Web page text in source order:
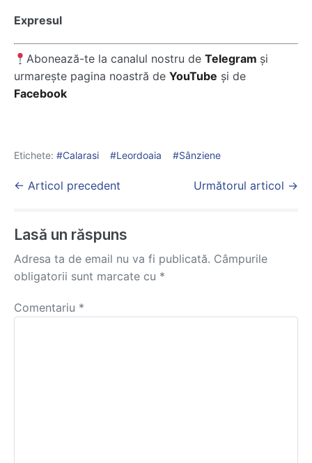
Expresul
Abonează-te la canalul nostru deTelegram și
urmarește pagina noastră de YouTube și de
Facebook
Etichete: Calarasi Leordoaia Sânziene
Post
← Articol precedent Următorul articol →
Lasă un răspuns
Adresa ta de email nu va fi publicată. Câmpurile
obligatorii sunt marcate cu *
Comentariu *